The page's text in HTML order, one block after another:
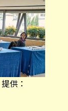
提供：